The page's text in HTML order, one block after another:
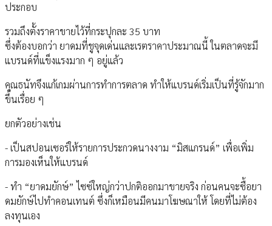
ประกอบ
รวมถึงตั้งราคาขายไว้ที่กระปุกละ 35 บาท
ซึ่งต้องบอกว่า ยาดมที่ชูจุดเด่นและเรตราคาประมาณนี้ ในตลาดจะมี
แบรนด์ที่แข็งแรงมาก ๆ อยู่แล้ว
คุณธนัทจึงแก้เกมผ่านการทำการตลาด ทำให้แบรนด์เริ่มเป็นที่รู้จักมาก
ขึ้นเรื่อย ๆ
ยกตัวอย่างเช่น
- เป็นสปอนเซอร์ให้รายการประกวดนางงาม “มิสแกรนด์” เพื่อเพิ่ม
การมองเห็นให้แบรนด์
- ทำ “ยาดมยักษ์” ไซซ์ใหญ่กว่าปกติออกมาขายจริง ก่อนคนจะซื้อยา
ดมยักษ์ไปทำคอนเทนต์ ซึ่งก็เหมือนมีคนมาโฆษณาให้ โดยที่ไม่ต้อง
ลงทุนเอง